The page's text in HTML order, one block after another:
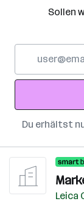
Sollen
Adresse
Du erhältst
Leica